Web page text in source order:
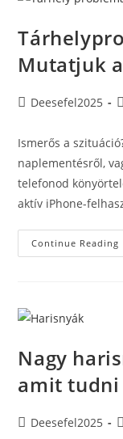
Mutatjuk
PostDeesefel2025
Ismerős a
naplementésről,
telefonod
aktív iPhone-
Continue Reading
Nagy
amit tudni
PostDeesefel2025